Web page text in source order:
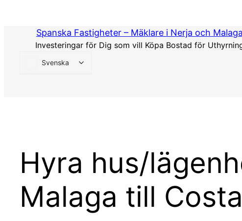
Spanska Fastigheter – Mäklare i Nerja och Malaga
Investeringar för Dig som vill Köpa Bostad för
Svenska
Hyra hus/
Malaga till